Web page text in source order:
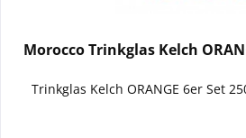
Morocco Trinkglas Kelch
Trinkglas Kelch ORANGE 6er Set